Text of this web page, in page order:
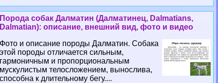
Порода собак Далматин (Далматинец, Dalmatians,
Dalmatian): описание, внешний вид, фото и видео
Фото и описание породы Далматин. Собака
этой породы отличается сильным,
гармоничным и пропорциональным
мускулистым телосложением, вынослива,
способна к длительному бегу....